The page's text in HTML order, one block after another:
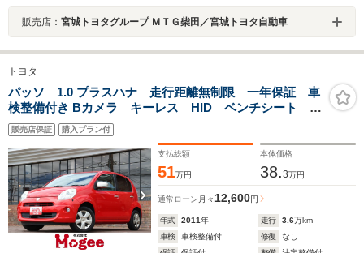
販売店： 宮城トヨタグループ ＭＴＧ柴田／宮城トヨタ自動車
トヨタ
パッソ 1.0 プラスハナ 走行距離無制限 一年保証 車
検整備付き Bカメラ キーレス HID ベンチシート ホ
イールキャップ
販売店保証 購入プラン付
支払総額
51万円
本体価格
38.3万円
通常ローン 月々 12,600円
年式 2011年 走行 3.6万km
車検
車検整備付 修復
なし